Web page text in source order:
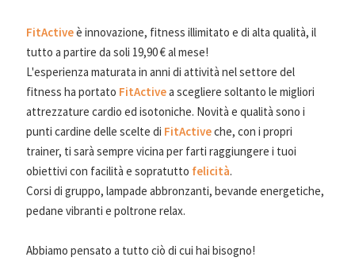
FitActiveè innovazione, fitness illimitato e di alta qualità, il
tutto a partire da soli 19,90 € al mese!
L'esperienza maturata in anni di attività nel settore del
fitness ha portato FitActivea scegliere soltanto le migliori
attrezzature cardio ed isotoniche. Novità e qualità sono i
punti cardine delle scelte di FitActiveche, con i propri
trainer, ti sarà sempre vicina per farti raggiungere i tuoi
obiettivi con facilità e sopratutto felicità.
Corsi di gruppo, lampade abbronzanti, bevande energetiche,
pedane vibranti e poltrone relax.
Abbiamo pensato a tutto ciò di cui hai bisogno!